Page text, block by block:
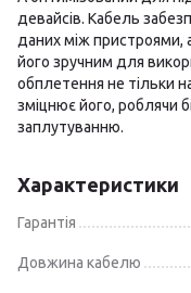
девайсів. Кабель
даних між пристроями,
його зручним для
обплетення не тільки
зміцнює його, роблячи
заплутуванню.
Характеристики
Гарантія
Довжина кабелю